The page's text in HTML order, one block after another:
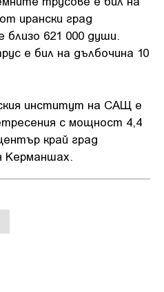
ирански град
близо 621 000 души.
е бил на дълбочина 10
институт на САЩ е
с мощност 4,4
край град
Керманшах.